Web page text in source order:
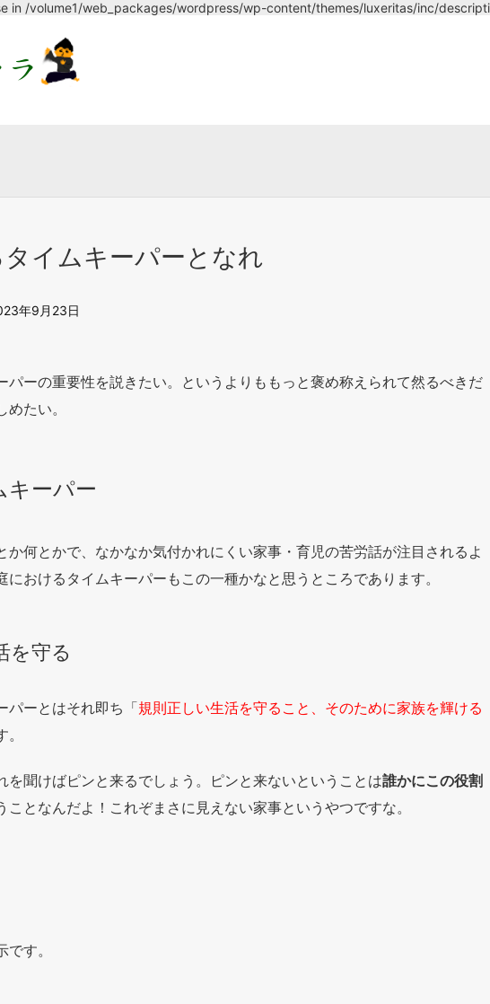
in /volume1/web_packages/wordpress/wp-content/themes/luxeritas/inc/
イムキーパーとなれ
年9月23日
パーの重要性を説きたい。というよりももっと褒め称えられて然るべきだ
たい。
キーパー
か何とかで、なかなか気付かれにくい家事・育児の苦労話が注目されるよ
におけるタイムキーパーもこの一種かなと思うところであります。
を守る
パーとはそれ即ち「規則正しい生活を守ること、そのために家族を輝ける
。
を聞けばピンと来るでしょう。ピンと来ないということは誰かにこの役割
ことなんだよ！これぞまさに見えない家事というやつですな。
す。